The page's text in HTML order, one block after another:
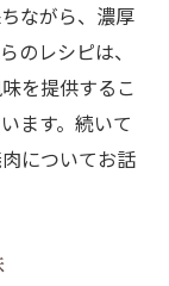
ながら、濃厚
のレシピは、
を提供するこ
ます。続いて
についてお話